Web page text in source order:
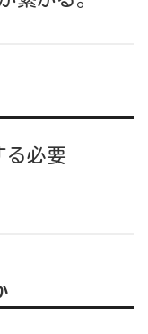
必要